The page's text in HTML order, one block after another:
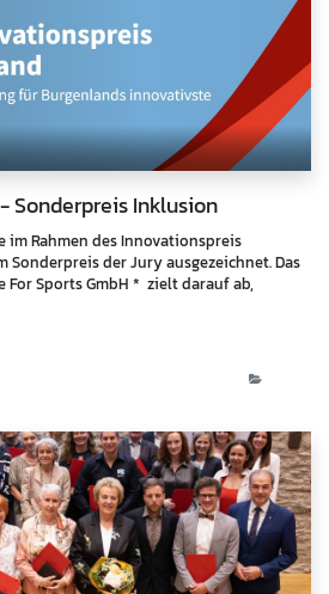
Sonderpreis Inklusion
im Rahmen des Innovationspreis
Sonderpreis der Jury ausgezeichnet. Das
Sports GmbH * zielt darauf ab,